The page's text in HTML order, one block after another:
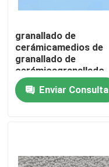
Inicio
Productos
Visita a la fábrica
granallado de
cerámicamedios de
granallado de
cerámicagranallado
de circoniobolas de
cerámica de
granallado
Enviar Consulta